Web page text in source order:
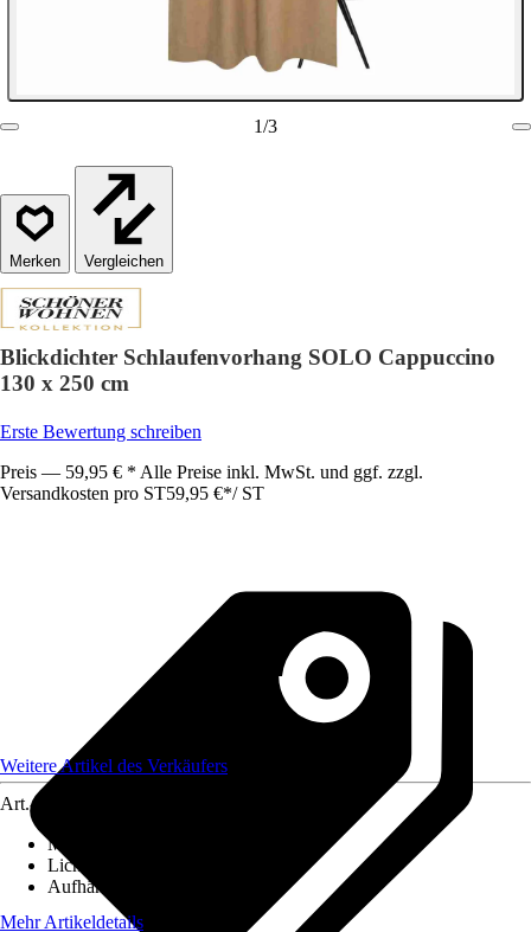
1/3
Vergleichen
Blickdichter Schlaufenvorhang SOLO Cappuccino
130 x 250 cm
Erste Bewertung schreiben
Preis — 59,95 € * Alle Preise inkl. MwSt. und ggf. zzgl.
Versandkosten pro ST59,95 €*/ ST
Weitere Artikel des Verkäufers
Art.-Nr.
Maße (BxH)
Lichtdurchlässigkeit
Aufhängungsart
Mehr Artikeldetails